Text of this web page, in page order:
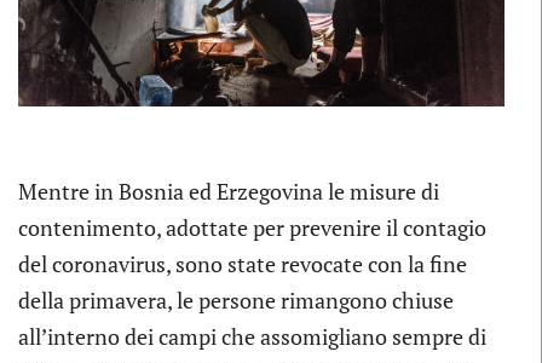
Mentre in Bosnia ed Erzegovina le misure di
contenimento, adottate per prevenire il contagio
del coronavirus, sono state revocate con la fine
della primavera, le persone rimangono chiuse
all’interno dei campi che assomigliano sempre di